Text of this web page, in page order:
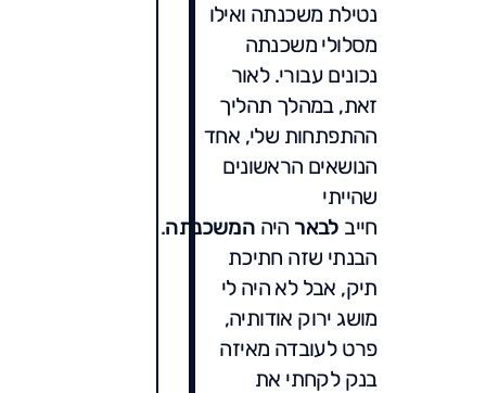
נטילת משכנתה ואילו
מסלולי משכנתה
נכונים עבורי. לאור
זאת, במהלך תהליך
ההתפתחות שלי, אחד
הנושאים הראשונים
שהייתי
חייב לבאר היה המשכנתה.
הבנתי שזה חתיכת
תיק, אבל לא היה לי
מושג ירוק אודותיה,
פרט לעובדה מאיזה
בנק לקחתי את